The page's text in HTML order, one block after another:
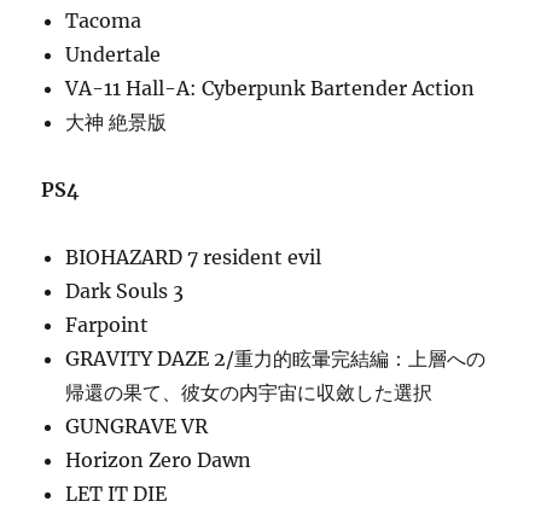
Tacoma
Undertale
VA-11 Hall-A: Cyberpunk Bartender Action
大神 絶景版
PS4
BIOHAZARD 7 resident evil
Dark Souls 3
Farpoint
GRAVITY DAZE 2/重力的眩暈完結編：上層への
帰還の果て、彼女の内宇宙に収斂した選択
GUNGRAVE VR
Horizon Zero Dawn
LET IT DIE